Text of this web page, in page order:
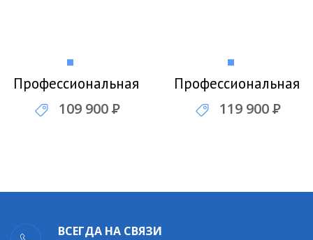
Профессиональная
акустика JBL
109 900Р
Профессиональная
акустика JBL
119 900Р
ВСЕГДА НА СВЯЗИ